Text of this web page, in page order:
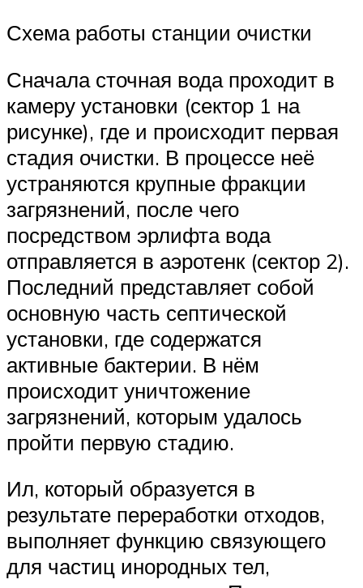
Схема работы станции очистки
Сначала сточная вода проходит в
камеру установки (сектор 1 на
рисунке), где и происходит первая
стадия очистки. В процессе неё
устраняются крупные фракции
загрязнений, после чего
посредством эрлифта вода
отправляется в аэротенк (сектор 2).
Последний представляет собой
основную часть септической
установки, где содержатся
активные бактерии. В нём
происходит уничтожение
загрязнений, которым удалось
пройти первую стадию.
Ил, который образуется в
результате переработки отходов,
выполняет функцию связующего
для частиц инородных тел,